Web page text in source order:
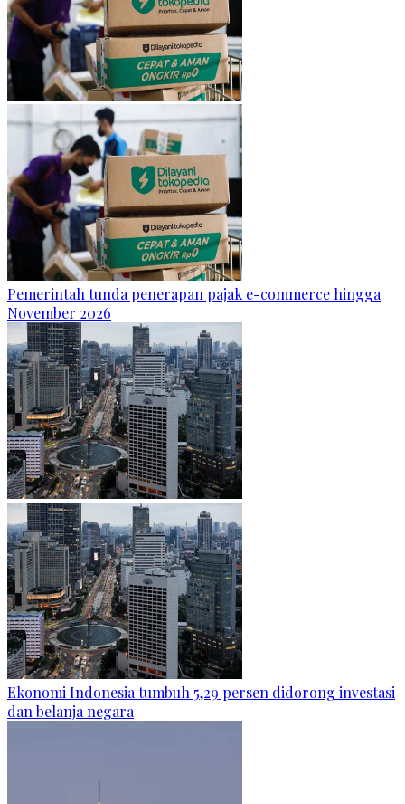
Pemerintah tunda penerapan pajak e-commerce hingga
November 2026
Ekonomi Indonesia tumbuh 5,29 persen didorong investasi
dan belanja negara